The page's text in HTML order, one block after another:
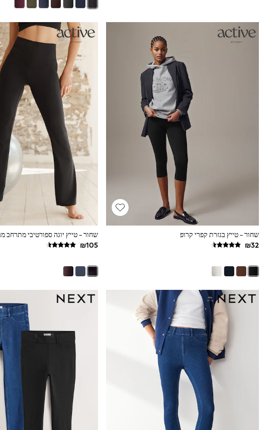
Wide Fit
Wellies
Tops
Sun Safe Swimwear
Sun Hats & Caps
Summer Dresses
Occasion and Party Dresses
Sequin Dresses
Short Sleeve Dresses
Longsleeve Dresses
Raincoats
Shackets
Dresses
Footwear
Multipack Leggings
Multipack T-Shirts
Multipack Sleepsuits
Multipack Socks & Tights
Multipack Underwear
All Underwear
New In
Pyjamas
Thermals
Sleepsuits
Socks & Tights
All T-Shirts
Long Sleeve
Short Sleeve
שחור - טייץ בגזרת קפרי קרופ